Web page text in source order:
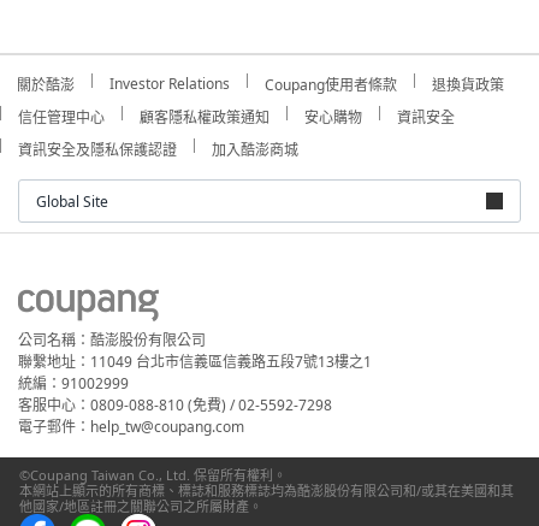
關於酷澎 Investor Relations Coupang使用者條款
退換貨政策
信任管理中心
顧客隱私權政策通知 安心購物
資訊安全
資訊安全及隱私保護認證
加入酷澎商城
Global Site
公司名稱：酷澎股份有限公司
聯繫地址：11049 台北市信義區信義路五段7號13樓之1
統編：91002999
客服中心：0809-088-810 (免費) / 02-5592-7298
電子郵件：help_tw@coupang.com
©Coupang Taiwan Co., Ltd. 保留所有權利。
本網站上顯示的所有商標、標誌和服務標誌均為酷澎股份有限公司和/或其在美國和其
他國家/地區註冊之關聯公司之所屬財產。